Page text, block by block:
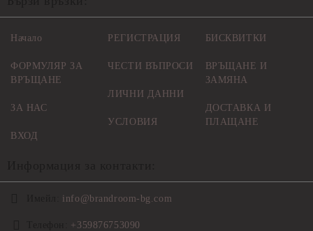
Начало
ФОРМУЛЯР ЗА
ВРЪЩАНЕ
ЗА НАС
ВХОД
РЕГИСТРАЦИЯ
ЧЕСТИ ВЪПРОСИ
ЛИЧНИ ДАННИ
УСЛОВИЯ
БИСКВИТКИ
ВРЪЩАНЕ И
ЗАМЯНА
ДОСТАВКА И
ПЛАЩАНЕ
info@brandroom-bg.com
+359876753090